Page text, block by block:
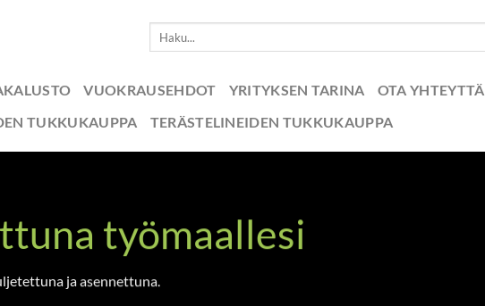
VUOKRAUSEHDOT YRITYKSEN TARINA OTA YHTEYTTÄ
TUKKUKAUPPA
TERÄSTELINEIDEN TUKKUKAUPPA
työmaallesi
ja asennettuna.